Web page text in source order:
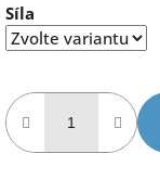
Síla